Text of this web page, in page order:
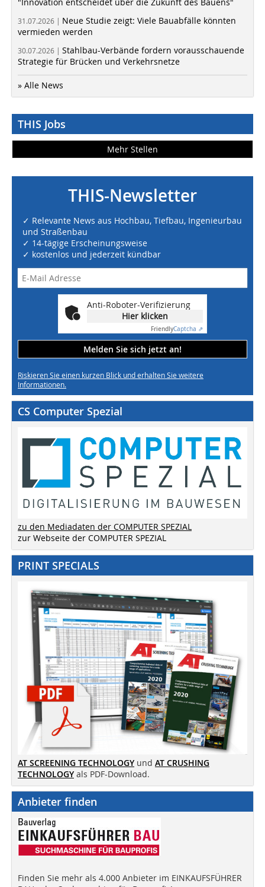
"Innovation entscheidet über die Zukunft des Bauens"
31.07.2026 | Neue Studie zeigt: Viele Bauabfälle könnten
vermieden werden
30.07.2026 | Stahlbau-Verbände fordern vorausschauende
Strategie für Brücken und Verkehrsnetze
» Alle News
THIS Jobs
Mehr Stellen
THIS-Newsletter
✓ Relevante News aus Hochbau, Tiefbau, Ingenieurbau
und Straßenbau
✓ 14-tägige Erscheinungsweise
✓ kostenlos und jederzeit kündbar
Anti-Roboter-Verifizierung
Hier klicken
FriendlyCaptcha ⇗
Melden Sie sich jetzt an!
Riskieren Sie einen kurzen Blick und erhalten Sie weitere
Informationen.
CS Computer Spezial
zu den Mediadaten der COMPUTER SPEZIAL
zur Webseite der COMPUTER SPEZIAL
PRINT SPECIALS
AT SCREENING TECHNOLOGY und AT CRUSHING
TECHNOLOGY als PDF-Download.
Anbieter finden
Finden Sie mehr als 4.000 Anbieter im EINKAUFSFÜHRER